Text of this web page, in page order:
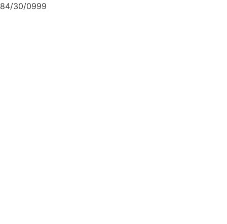
84/30/0999